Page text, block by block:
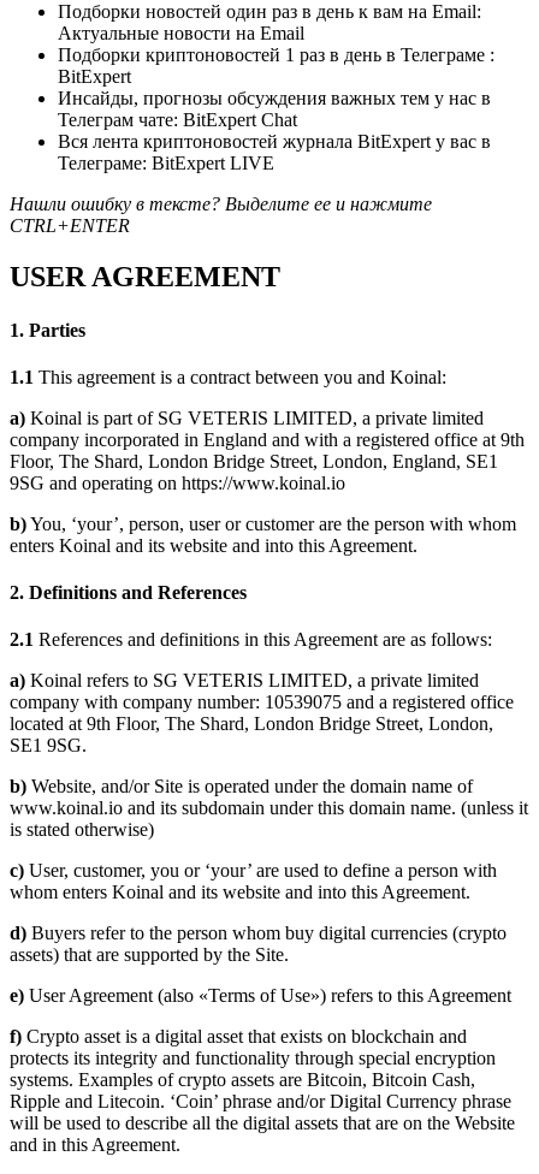
Подборки новостей один раз в день к вам на Email:
Актуальные новости на Email
Подборки криптоновостей 1 раз в день в Телеграме :
BitExpert
Инсайды, прогнозы обсуждения важных тем у нас в
Телеграм чате: BitExpert Chat
Вся лента криптоновостей журнала BitExpert у вас в
Телеграме: BitExpert LIVE
Нашли ошибку в тексте? Выделите ее и нажмите
CTRL+ENTER
USER AGREEMENT
1. Parties
1.1 This agreement is a contract between you and Koinal:
a) Koinal is part of SG VETERIS LIMITED, a private limited
company incorporated in England and with a registered office at 9th
Floor, The Shard, London Bridge Street, London, England, SE1
9SG and operating on https://www.koinal.io
b)You, ‘your’, person, user or customer are the person with whom
enters Koinal and its website and into this Agreement.
2. Definitions and References
2.1 References and definitions in this Agreement are as follows:
a) Koinal refers to SG VETERIS LIMITED, a private limited
company with company number: 10539075 and a registered office
located at 9th Floor, The Shard, London Bridge Street, London,
SE1 9SG.
b) Website, and/or Site is operated under the domain name of
www.koinal.io and its subdomain under this domain name. (unless it
is stated otherwise)
c) User, customer, you or ‘your’ are used to define a person with
whom enters Koinal and its website and into this Agreement.
d) Buyers refer to the person whom buy digital currencies (crypto
assets) that are supported by the Site.
e) User Agreement (also «Terms of Use») refers to this Agreement
f) Crypto asset is a digital asset that exists on blockchain and
protects its integrity and functionality through special encryption
systems. Examples of crypto assets are Bitcoin, Bitcoin Cash,
Ripple and Litecoin. ‘Coin’ phrase and/or Digital Currency phrase
will be used to describe all the digital assets that are on the Website
and in this Agreement.